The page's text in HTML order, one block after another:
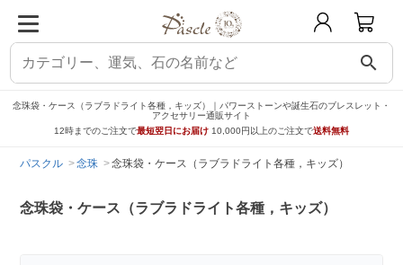
search
念珠袋・ケース（ラブラドライト各種，キッズ）｜パワーストーンや誕生石のブレスレット・
アクセサリー通販サイト
12時までのご注文で最短翌日にお届け 10,000円以上のご注文で送料無料
パスクル 念珠 念珠袋・ケース（ラブラドライト各種，キッズ）
念珠袋・ケース（ラブラドライト各種，キッズ）